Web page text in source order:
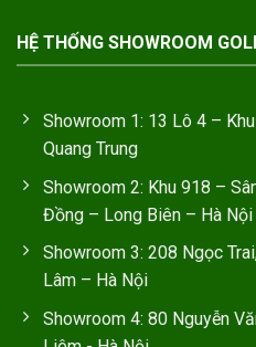
HỆ THỐNG SHOWROOM
Showroom 1: 13 Lô 4 –
Quang Trung
Showroom 2: Khu 918 –
Đồng – Long Biên – Hà Nội
Showroom 3: 208 Ngọc
Lâm – Hà Nội
Showroom 4: 80 Nguyễn